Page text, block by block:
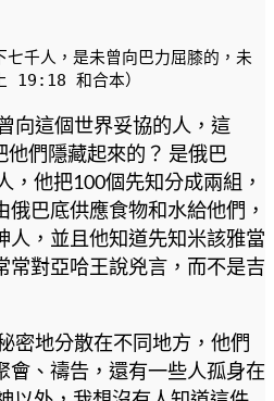
千人，是未曾向巴力屈膝的，未
19:18 和合本）
向這個世界妥協的人，這
們隱藏起來的？ 是俄巴
，他把100個先知分成兩組，
巴底供應食物和水給他們，
人，並且他知道先知米該雅當
常對亞哈王說兇言，而不是吉
密地分散在不同地方，他們
會、禱告，還有一些人孤身在